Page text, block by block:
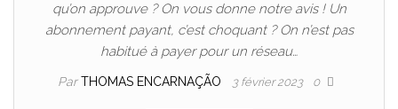
qu’on approuve ? On vous donne notre avis ! Un
abonnement payant, c’est choquant ? On n’est pas
habitué à payer pour un réseau…
ParTHOMAS ENCARNAÇÃO 3 février 2023 0